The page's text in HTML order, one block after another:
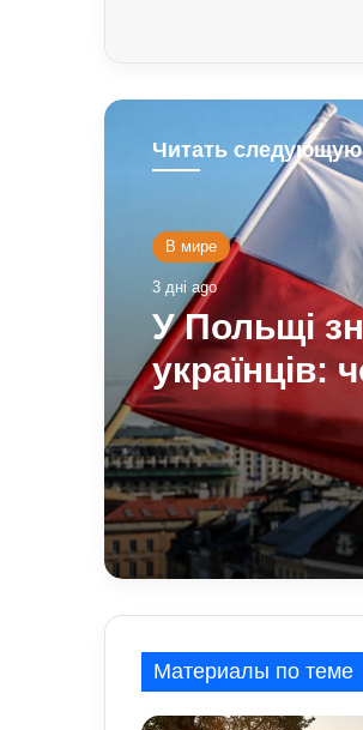
Читать следующую
В мире
3 дні ago
У Польщі
українців:
агресії
про це
Общество
4 дні ago
На
РФ стався
речовини:
Материалы по теме